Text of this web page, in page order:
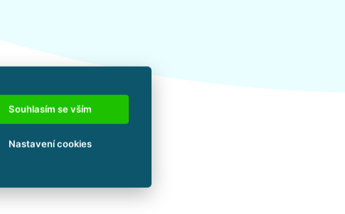
Souhlasím se vším
Nastavení cookies